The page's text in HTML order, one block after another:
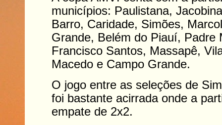
municípios: Paulistana,
Barro, Caridade, Simões,
Grande, Belém do Piauí, Padre
Francisco Santos, Massapê,
Macedo e Campo Grande.
O jogo entre as seleções de
foi bastante acirrada onde a
empate de 2x2.